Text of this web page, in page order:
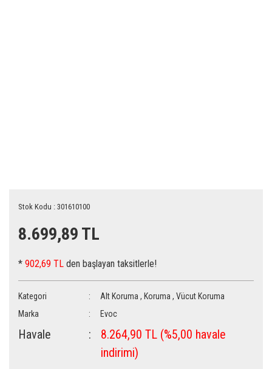
Stok Kodu : 301610100
8.699,89 TL
* 902,69 TL den başlayan taksitlerle!
Kategori Alt Koruma , Koruma ,Vücut Koruma
Marka
Evoc
Havale
8.264,90 TL (%5,00 havale
indirimi)